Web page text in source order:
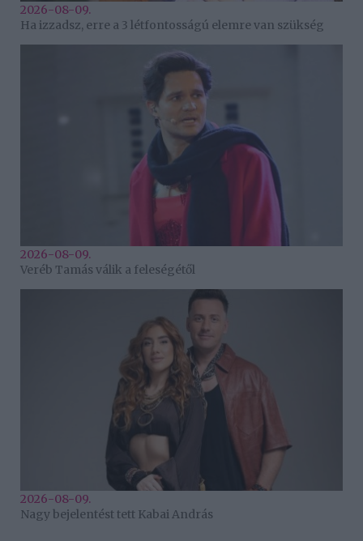
2026-08-09.
Ha izzadsz, erre a 3 létfontosságú elemre van szükség
2026-08-09.
Veréb Tamás válik a feleségétől
2026-08-09.
Nagy bejelentést tett Kabai András